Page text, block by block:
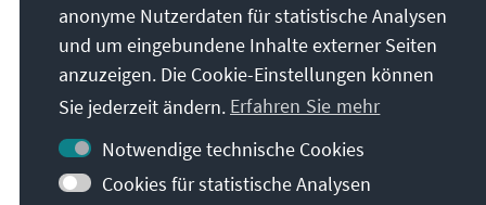
Themen
EUROPA UND INTERNATIONALES
FREIHEIT BRAUCHT SICHERHEIT
anonyme Nutzerdaten für statistische Analysen
und um eingebundene Inhalte externer Seiten
anzuzeigen. Die Cookie-Einstellungen können
Sie jederzeit ändern. Erfahren Sie mehr
Notwendige technische Cookies
Cookies für statistische Analysen